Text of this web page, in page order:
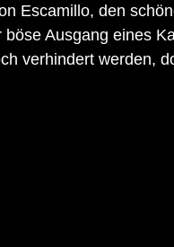
Escamillo, den
Ausgang eines
verhindert werden,